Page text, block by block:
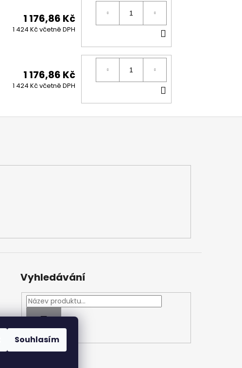
Souhlasím
1 176,86 Kč
1 424 Kč včetně DPH
KOŠÍKU
1 176,86 Kč
1 424 Kč včetně DPH
KOŠÍKU
Vyhledávání